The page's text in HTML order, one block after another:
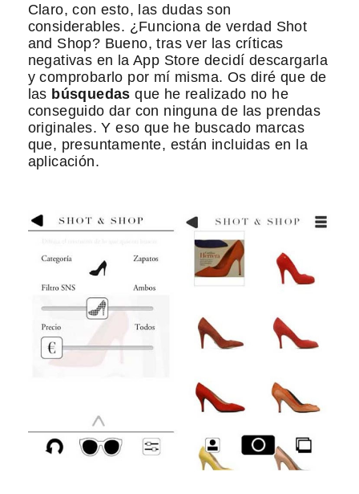
Claro, con esto, las dudas son
considerables. ¿Funciona de verdad Shot
and Shop? Bueno, tras ver las críticas
negativas en la App Store decidí descargarla
y comprobarlo por mí misma. Os diré que de
las búsquedas que he realizado no he
conseguido dar con ninguna de las prendas
originales. Y eso que he buscado marcas
que, presuntamente, están incluidas en la
aplicación.